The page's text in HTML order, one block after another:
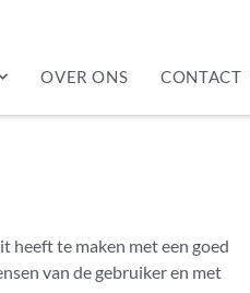
OVER ONS CONTACT
heeft te maken met een goed
van de gebruiker en met